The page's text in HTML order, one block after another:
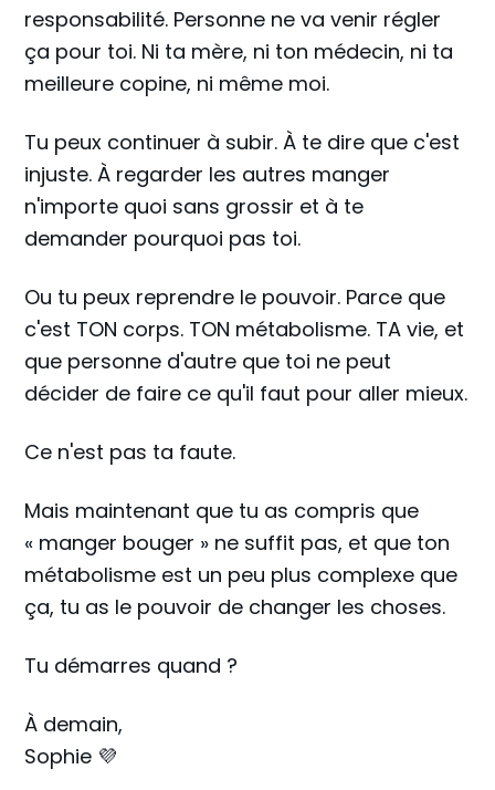
responsabilité. Personne ne va venir régler
ça pour toi. Ni ta mère, ni ton médecin, ni ta
meilleure copine, ni même moi.
Tu peux continuer à subir. À te dire que c'est
injuste. À regarder les autres manger
n'importe quoi sans grossir et à te
demander pourquoi pas toi.
Ou tu peux reprendre le pouvoir. Parce que
c'est TON corps. TON métabolisme. TA vie, et
que personne d'autre que toi ne peut
décider de faire ce qu'il faut pour aller mieux.
Ce n'est pas ta faute.
Mais maintenant que tu as compris que
« manger bouger » ne suffit pas, et que ton
métabolisme est un peu plus complexe que
ça, tu as le pouvoir de changer les choses.
Tu démarres quand ?
À demain,
Sophie 💜